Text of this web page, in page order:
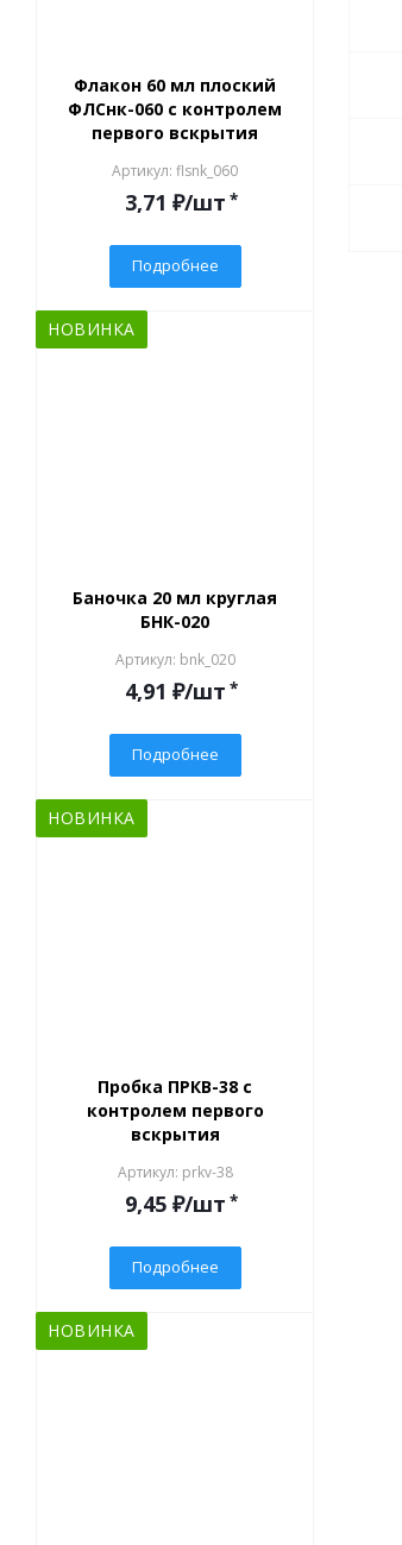
Флакон 60 мл плоский
ФЛСнк-060 с контролем
первого вскрытия
Артикул: flsnk_060
3,71 ₽/шт *
Подробнее
НОВИНКА
Баночка 20 мл круглая
БНК-020
Артикул: bnk_020
4,91 ₽/шт *
Подробнее
НОВИНКА
Пробка ПРКВ-38 с
контролем первого
вскрытия
Артикул: prkv-38
9,45₽/шт *
Подробнее
НОВИНКА